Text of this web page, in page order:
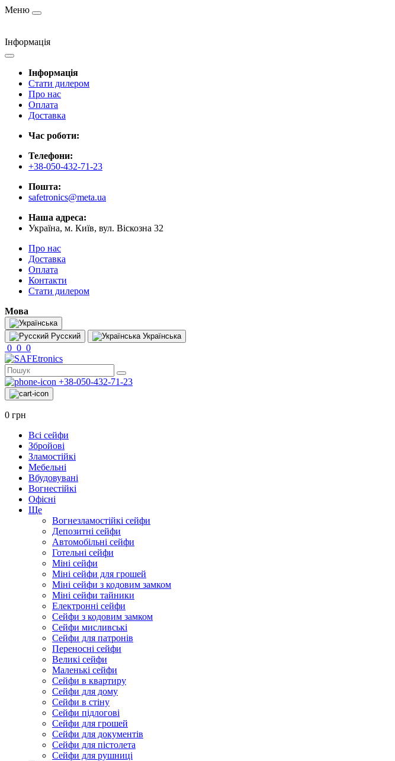
Меню
Інформація
Інформація
Стати дилером
Про нас
Оплата
Доставка
Час роботи:
Телефони:
+38-050-432-71-23
Пошта:
safetronics@meta.ua
Наша адреса:
Україна, м. Київ, вул. Віскозна 32
Про нас
Доставка
Оплата
Контакти
Стати дилером
Мова
Русский Українська
0 0 0
+38-050-432-71-23
0 грн
Всі сейфи
Збройові
Зламостійкі
Мебельні
Bбудовувані
Вогнестійкі
Офісні
Ще
Вогнезламостійкі сейфи
Депозитні сейфи
Автомобільні сейфи
Готельні сейфи
Міні сейфи
Міні сейфи для грошей
Міні сейфи з кодовим замком
Міні сейфи тайники
Електронні сейфи
Сейфи з кодовим замком
Сейфи мисливські
Сейфи для патронів
Переносні сейфи
Великі сейфи
Маленькі сейфи
Сейфи в квартиру
Сейфи для дому
Сейфи в стіну
Сейфи підлогові
Сейфи для грошей
Сейфи для документів
Сейфи для пістолета
Сейфи для рушниці